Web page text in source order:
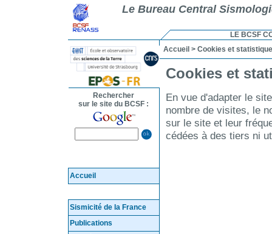
Accueil
Sismicité de la France
Publications
Accueil > Cookies et
Cookies et
En vue d'adapter le
nombre de visites, le
sur le site et leur
cédées à des tiers ni
LE BCSF
Le Bureau Central
Rechercher
sur le site du BCSF :